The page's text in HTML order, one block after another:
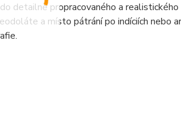
detailně propracovaného a
a místo pátrání po indíciích nebo